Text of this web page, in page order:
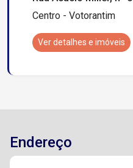
Centro - Votorantim
Ver detalhes e imóveis
Endereço